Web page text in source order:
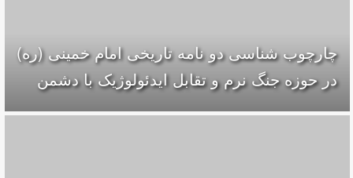
چارچوب شناسی دو نامه تاریخی امام خمینی (ره)
در حوزه جنگ نرم و تقابل ایدئولوژیک با دشمن